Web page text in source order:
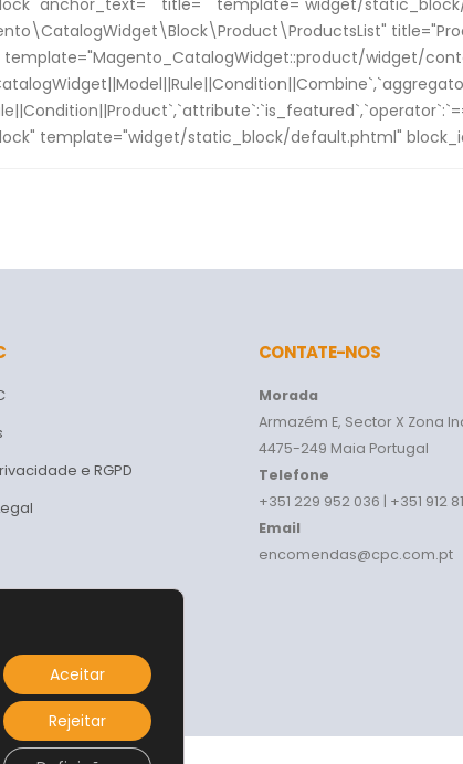
template="Magento_CatalogWidget::product/widget/
template="widget/static_block/default.phtml"
e RGPD
CONTATE-NOS
Morada
Armazém E, Sector X Zona
4475-249 Maia Portugal
Telefone
+351 229 952 036 | +351 912
Email
encomendas@cpc.com.pt
Aceitar
Rejeitar